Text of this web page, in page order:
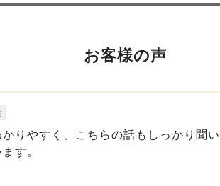
お客様の声
りやすく、こちらの話もしっかり聞
す。